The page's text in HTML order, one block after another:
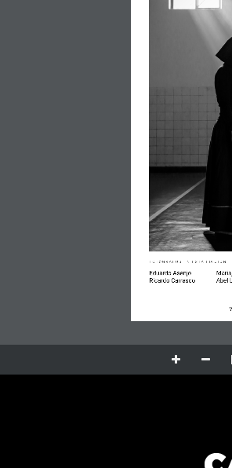
F O T Ó G R A F O S   E N   E S T A   E D I C I Ó N
Eduardo Asenjo
Ricardo Carrasco
Abel